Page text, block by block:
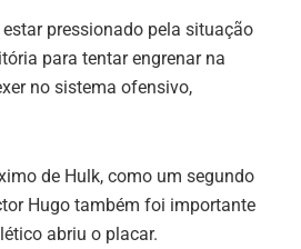
pressionado pela situação
para tentar engrenar na
no sistema ofensivo,
de Hulk, como um segundo
Hugo também foi importante
abriu o placar.